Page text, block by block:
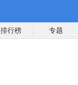
排行榜 专题